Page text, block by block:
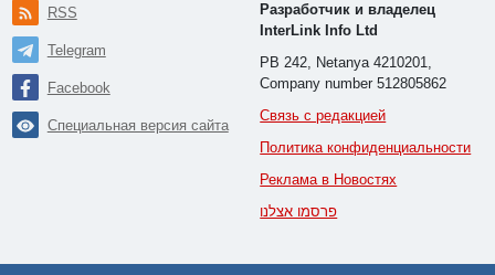
RSS
Telegram
Facebook
Специальная версия сайта
Разработчик и владелец
InterLink Info Ltd
PB 242, Netanya 4210201,
Company number 512805862
Связь с редакцией
Политика конфиденциальности
Реклама в Новостях
פרסמו אצלנו